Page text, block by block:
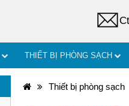
THIẾT BỊ PHÒNG SẠCH
Thiết bị phòng sạch